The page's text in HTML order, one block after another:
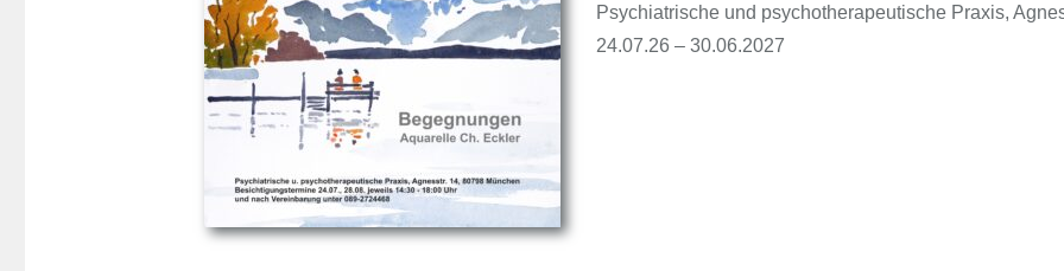
Psychiatrische und psychotherapeutische Praxis,
24.07.26 – 30.06.2027